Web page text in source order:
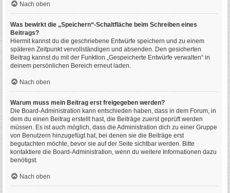
Nach oben
Was bewirkt die „Speichern“-Schaltfläche beim Schreiben eines
Beitrags?
Hiermit kannst du die geschriebene Entwürfe speichern und zu einem
späteren Zeitpunkt vervollständigen und absenden. Den gesicherten
Beitrag kannst du mit der Funktion „Gespeicherte Entwürfe verwalten“ in
deinem persönlichen Bereich erneut laden.
Nach oben
Warum muss mein Beitrag erst freigegeben werden?
Die Board-Administration kann entschieden haben, dass in dem Forum, in
dem du einen Beitrag erstellt hast, die Beiträge zuerst geprüft werden
müssen. Es ist auch möglich, dass die Administration dich zu einer Gruppe
von Benutzern hinzugefügt hat, bei denen sie die Beiträge erst
begutachten möchte, bevor sie auf der Seite sichtbar werden. Bitte
kontaktiere die Board-Administration, wenn du weitere Informationen dazu
benötigst.
Nach oben